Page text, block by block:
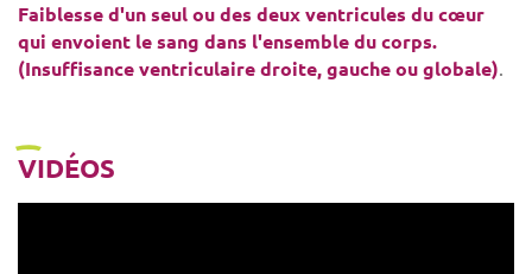
Faiblesse d'un seul ou des deux ventricules du cœur
qui envoient le sang dans l'ensemble du corps.
(Insuffisance ventriculaire droite, gauche ou globale).
VIDÉOS